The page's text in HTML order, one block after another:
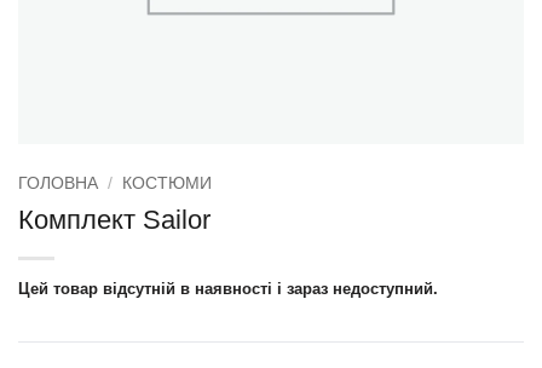
ГОЛОВНА / КОСТЮМИ
Комплект Sailor
Цей товар відсутній в наявності і зараз недоступний.